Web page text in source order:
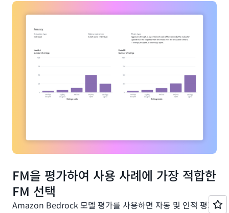
FM을 평가하여 사용 사례에 가장 적합한
FM 선택
Amazon Bedrock 모델 평가를 사용하면 자동 및 인적 평가